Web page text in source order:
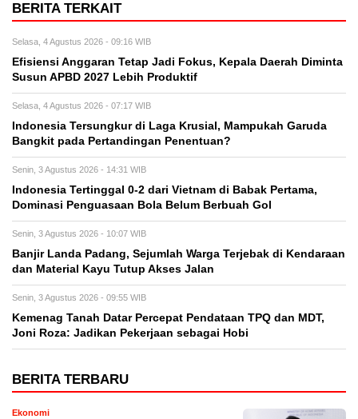
BERITA TERKAIT
Selasa, 4 Agustus 2026 - 09:16 WIB
Efisiensi Anggaran Tetap Jadi Fokus, Kepala Daerah Diminta
Susun APBD 2027 Lebih Produktif
Selasa, 4 Agustus 2026 - 07:17 WIB
Indonesia Tersungkur di Laga Krusial, Mampukah Garuda
Bangkit pada Pertandingan Penentuan?
Senin, 3 Agustus 2026 - 14:31 WIB
Indonesia Tertinggal 0-2 dari Vietnam di Babak Pertama,
Dominasi Penguasaan Bola Belum Berbuah Gol
Senin, 3 Agustus 2026 - 10:07 WIB
Banjir Landa Padang, Sejumlah Warga Terjebak di Kendaraan
dan Material Kayu Tutup Akses Jalan
Senin, 3 Agustus 2026 - 09:55 WIB
Kemenag Tanah Datar Percepat Pendataan TPQ dan MDT,
Joni Roza: Jadikan Pekerjaan sebagai Hobi
BERITA TERBARU
Ekonomi